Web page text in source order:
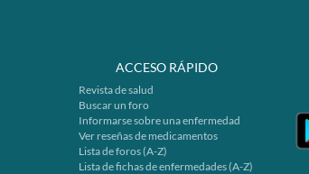
ACCESO RÁPIDO
Revista de salud
Buscar un foro
Informarse sobre una enfermedad
Ver reseñas de medicamentos
Lista de foros (A-Z)
Lista de fichas de enfermedades (A-Z)